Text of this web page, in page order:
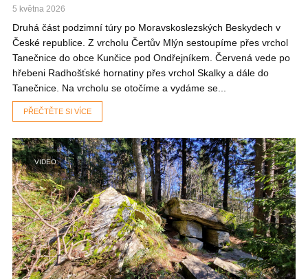
5 května 2026
Druhá část podzimní túry po Moravskoslezských Beskydech v
České republice. Z vrcholu Čertův Mlýn sestoupíme přes vrchol
Tanečnice do obce Kunčice pod Ondřejníkem. Červená vede po
hřebeni Radhošťské hornatiny přes vrchol Skalky a dále do
Tanečnice. Na vrcholu se otočíme a vydáme se...
PŘEČTĚTE SI VÍCE
VIDEO